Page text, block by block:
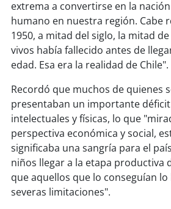
extrema a convertirse en la
humano en nuestra región. Cabe
1950, a mitad del siglo, la mitad
vivos había fallecido antes de
edad. Esa era la realidad de Chile".
Recordó que muchos de quienes
presentaban un importante
intelectuales y físicas, lo que
perspectiva económica y social,
significaba una sangría para el
niños llegar a la etapa productiva
que aquellos que lo conseguían
severas limitaciones".